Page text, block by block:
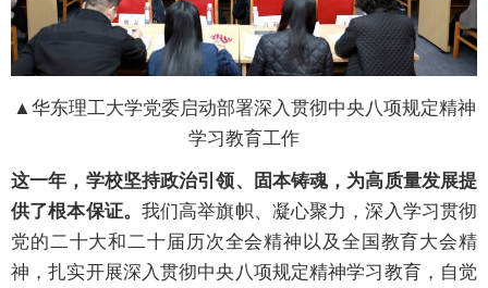
▲华东理工大学党委启动部署深入贯彻中央八项规定精神
学习教育工作
这一年，学校坚持政治引领、固本铸魂，为高质量发展提
供了根本保证。 我们高举旗帜、凝心聚力，深入学习贯彻
党的二十大和二十届历次全会精神以及全国教育大会精
神，扎实开展深入贯彻中央八项规定精神学习教育，自觉